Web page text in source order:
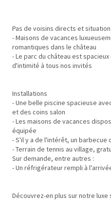
Pas de voisins directs et
- Maisons de vacances
romantiques dans le château
- Le parc du château est
d'intimité à tous nos invités
Installations
- Une belle piscine spacieuse
et des coins salon
- Les maisons de vacances
équipée
- S'il y a de l'intérêt, un barbecue
- Terrain de tennis au village,
Sur demande, entre autres :
- Un réfrigérateur rempli à
Découvrez-en plus sur notre luxe